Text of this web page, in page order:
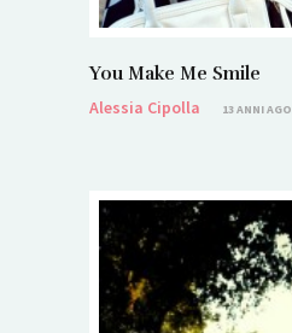
You Make Me Smile
Alessia Cipolla
13 ANNI AGO